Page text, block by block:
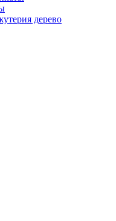
дерево